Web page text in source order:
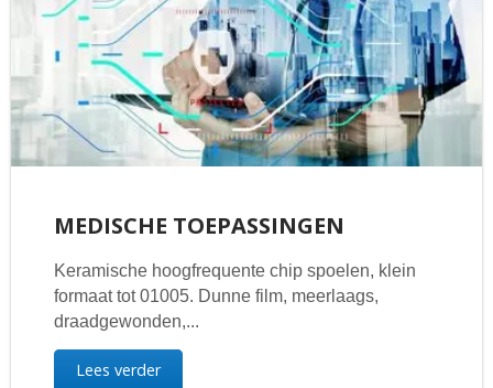
MEDISCHE TOEPASSINGEN
Keramische hoogfrequente chip spoelen, klein
formaat tot 01005. Dunne film, meerlaags,
draadgewonden,...
Lees verder